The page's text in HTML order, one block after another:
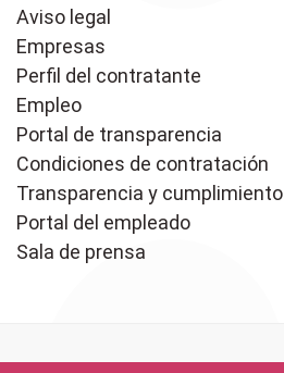
Aviso legal
Empresas
Perfil del contratante
Empleo
Portal de transparencia
Condiciones de contratación
Transparencia y cumplimiento
Portal del empleado
Sala de prensa